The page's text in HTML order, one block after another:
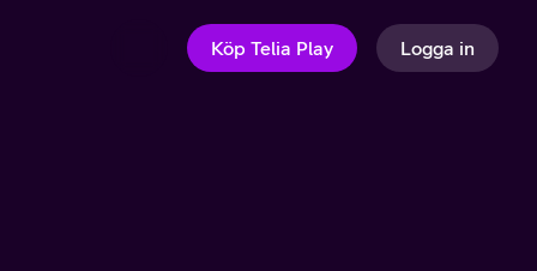
Köp Telia Play Logga in